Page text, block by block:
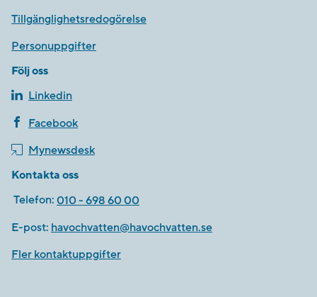
Tillgänglighetsredogörelse
Personuppgifter
Följ oss
Linkedin
Facebook
Mynewsdesk
Kontakta oss
Telefon: 010 - 698 60 00
E-post: havochvatten@havochvatten.se
Fler kontaktuppgifter